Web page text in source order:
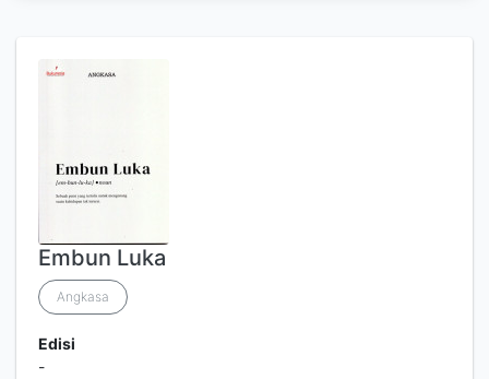
Embun Luka
Angkasa
Edisi
-